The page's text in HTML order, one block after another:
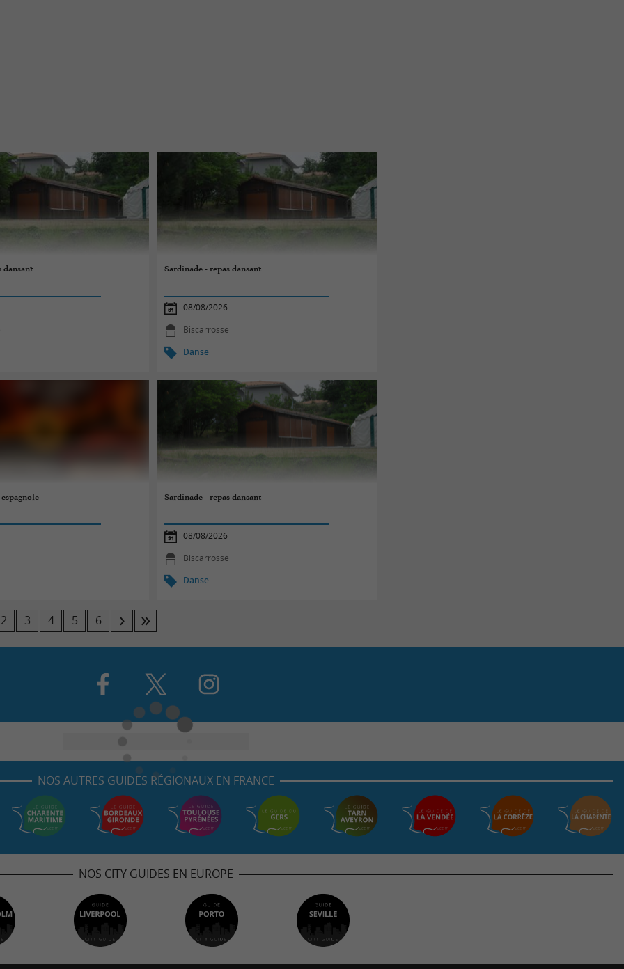
dansant Sardinade - repas dansant
08/08/2026
Biscarrosse
Danse
Sardinade - repas dansant
08/08/2026
Biscarrosse
Danse
2 3 4 5 6
NOS AUTRES GUIDES RÉGIONAUX EN FRANCE
NOS CITY GUIDES EN EUROPE